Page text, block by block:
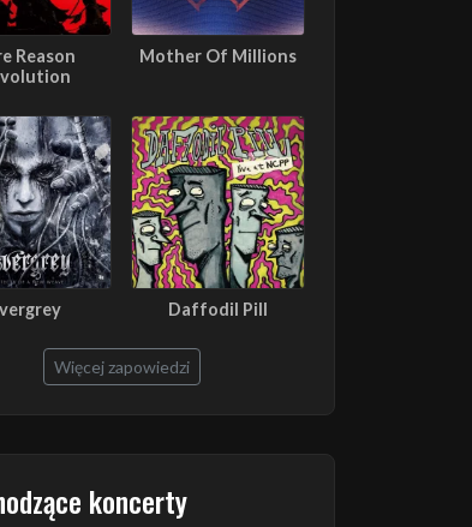
Reason
Mother Of Millions
Daffodil Pill
Więcej zapowiedzi
koncerty